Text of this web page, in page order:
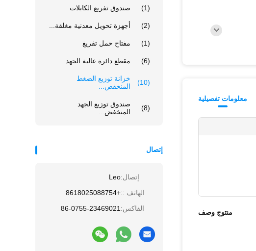
صندوق تفريع الكابلات (1)
أجهزة تحويل معدنية مغلقة... (2)
مفتاح حمل تفريغ (1)
مقطع دائرة عالية الجهد... (6)
خزانة توزيع الضغط
المنخفض...
(10)
صندوق توزيع الجهد
المنخفض...
(8)
إتصال
إتصال:Leo
الهاتف ::+8618025088754
الفاكس: 86-0755-23469021
معلومات تفصيلية
منتوج وصف